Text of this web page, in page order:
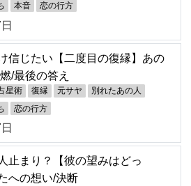
本音 恋の行方
信じたい【二度目の復縁】あの
/最後の答え
星術 復縁 元サヤ 別れたあの人
恋の行方
まり？【彼の望みはどっ
への想い/決断